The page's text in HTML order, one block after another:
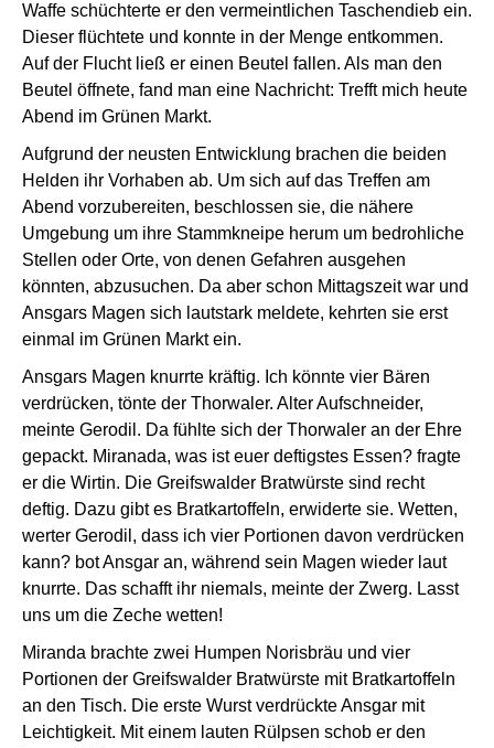
Waffe schüchterte er den vermeintlichen Taschendieb ein.
Dieser flüchtete und konnte in der Menge entkommen.
Auf der Flucht ließ er einen Beutel fallen. Als man den
Beutel öffnete, fand man eine Nachricht: Trefft mich heute
Abend im Grünen Markt.
Aufgrund der neusten Entwicklung brachen die beiden
Helden ihr Vorhaben ab. Um sich auf das Treffen am
Abend vorzubereiten, beschlossen sie, die nähere
Umgebung um ihre Stammkneipe herum um bedrohliche
Stellen oder Orte, von denen Gefahren ausgehen
könnten, abzusuchen. Da aber schon Mittagszeit war und
Ansgars Magen sich lautstark meldete, kehrten sie erst
einmal im Grünen Markt ein.
Ansgars Magen knurrte kräftig. Ich könnte vier Bären
verdrücken, tönte der Thorwaler. Alter Aufschneider,
meinte Gerodil. Da fühlte sich der Thorwaler an der Ehre
gepackt. Miranada, was ist euer deftigstes Essen? fragte
er die Wirtin. Die Greifswalder Bratwürste sind recht
deftig. Dazu gibt es Bratkartoffeln, erwiderte sie. Wetten,
werter Gerodil, dass ich vier Portionen davon verdrücken
kann? bot Ansgar an, während sein Magen wieder laut
knurrte. Das schafft ihr niemals, meinte der Zwerg. Lasst
uns um die Zeche wetten!
Miranda brachte zwei Humpen Norisbräu und vier
Portionen der Greifswalder Bratwürste mit Bratkartoffeln
an den Tisch. Die erste Wurst verdrückte Ansgar mit
Leichtigkeit. Mit einem lauten Rülpsen schob er den